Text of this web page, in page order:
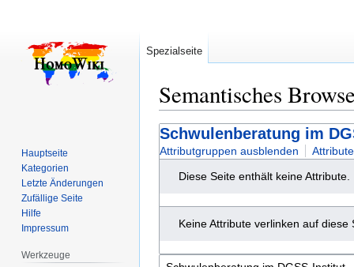
Semantisches
Zur
Navigation
Zur
Suche
Schwulenberatung im
Attributgruppen ausblenden
Diese Seite enthält keine Attribute.
Keine Attribute verlinken auf diese
Spezialseite
Hauptseite
Kategorien
Letzte Änderungen
Zufällige Seite
Hilfe
Impressum
Werkzeuge